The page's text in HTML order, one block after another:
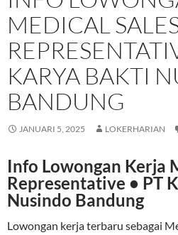
MEDICAL
KARYA BAKTI
BANDUNG
JANUARI 5, 2025 LOKERHARIAN
Info Lowongan Kerja
Representative • PT
Nusindo Bandung
Lowongan kerja terbaru sebagai